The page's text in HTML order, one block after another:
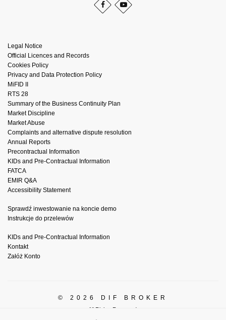
Legal Notice
Official Licences and Records
Cookies Policy
Privacy and Data Protection Policy
MiFID II
RTS 28
Summary of the Business Continuity Plan
Market Discipline
Market Abuse
Complaints and alternative dispute resolution
Annual Reports
Precontractual Information
KIDs and Pre-Contractual Information
FATCA
EMIR Q&A
Accessibility Statement
Sprawdź inwestowanie na koncie demo
Instrukcje do przelewów
KIDs and Pre-Contractual Information
Kontakt
Załóż Konto
© 2026 DIF BROKER
All Rights Reserved.